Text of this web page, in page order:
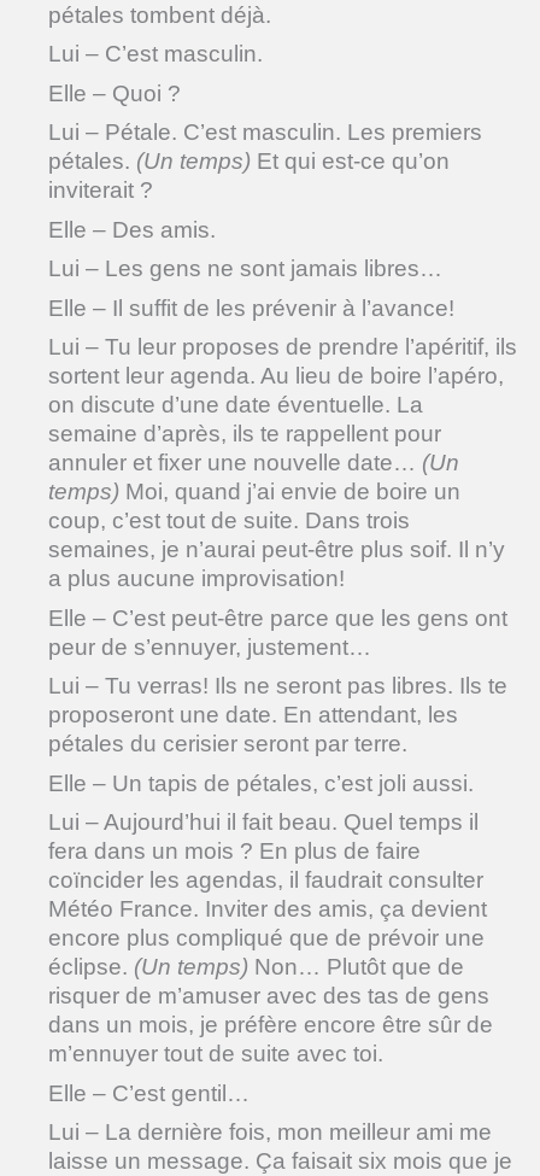
pétales tombent déjà.
Lui – C’est masculin.
Elle – Quoi ?
Lui – Pétale. C’est masculin. Les premiers
pétales. (Un temps) Et qui est-ce qu’on
inviterait ?
Elle – Des amis.
Lui – Les gens ne sont jamais libres…
Elle – Il suffit de les prévenir à l’avance!
Lui – Tu leur proposes de prendre l’apéritif, ils
sortent leur agenda. Au lieu de boire l’apéro,
on discute d’une date éventuelle. La
semaine d’après, ils te rappellent pour
annuler et fixer une nouvelle date… (Un
temps) Moi, quand j’ai envie de boire un
coup, c’est tout de suite. Dans trois
semaines, je n’aurai peut-être plus soif. Il n’y
a plus aucune improvisation!
Elle – C’est peut-être parce que les gens ont
peur de s’ennuyer, justement…
Lui – Tu verras! Ils ne seront pas libres. Ils te
proposeront une date. En attendant, les
pétales du cerisier seront par terre.
Elle – Un tapis de pétales, c’est joli aussi.
Lui – Aujourd’hui il fait beau. Quel temps il
fera dans un mois ? En plus de faire
coïncider les agendas, il faudrait consulter
Météo France. Inviter des amis, ça devient
encore plus compliqué que de prévoir une
éclipse. (Un temps) Non… Plutôt que de
risquer de m’amuser avec des tas de gens
dans un mois, je préfère encore être sûr de
m’ennuyer tout de suite avec toi.
Elle – C’est gentil…
Lui – La dernière fois, mon meilleur ami me
laisse un message. Ça faisait six mois que je